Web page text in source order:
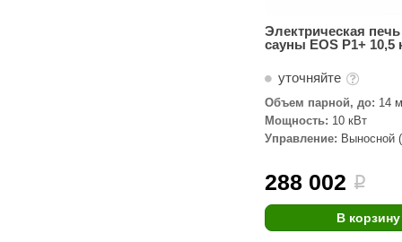
Электрическая
сауны EOS P1+ 10,5
уточняйте
Объем парной, до: 14
Мощность: 10 кВт
Управление: Выносной
288 002 i
В корзину